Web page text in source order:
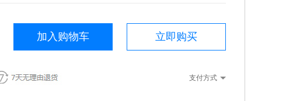
立即购买
加入购物车
支付方式